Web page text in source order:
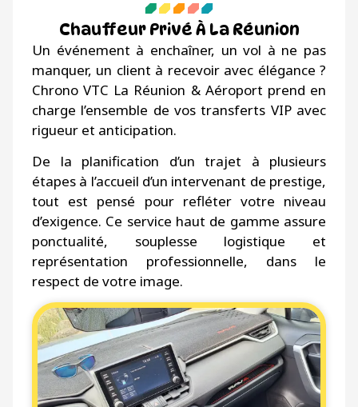
Chauffeur Privé À La Réunion
Un événement à enchaîner, un vol à ne pas
manquer, un client à recevoir avec élégance ?
Chrono VTC La Réunion & Aéroport prend en
charge l’ensemble de vos transferts VIP avec
rigueur et anticipation.
De la planification d’un trajet à plusieurs
étapes à l’accueil d’un intervenant de prestige,
tout est pensé pour refléter votre niveau
d’exigence. Ce service haut de gamme assure
ponctualité, souplesse logistique et
représentation professionnelle, dans le
respect de votre image.